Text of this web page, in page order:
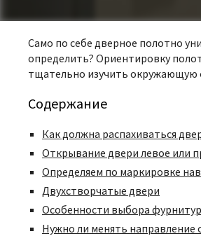
Само по себе дверное полотно
определить? Ориентировку
тщательно изучить окружающую
Содержание
Как должна распахиваться
Открывание двери левое или
Определяем по маркировке
Двухстворчатые двери
Особенности выбора
Нужно ли менять